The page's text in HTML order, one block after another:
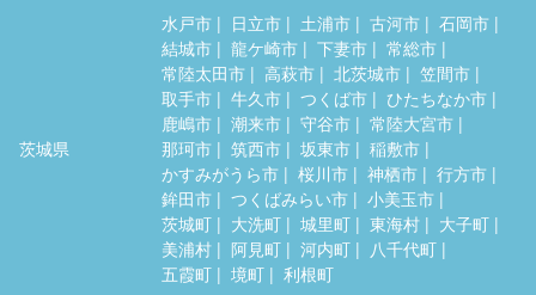
茨城県
水戸市 日立市 土浦市 古河市
石岡市
結城市
龍ケ崎市 下妻市
常総市
常陸太田市
高萩市 北茨城市
笠間市
取手市
牛久市 つくば市
ひたちなか市
鹿嶋市
潮来市 守谷市
常陸大宮市
那珂市
筑西市 坂東市
稲敷市
かすみがうら市
桜川市 神栖市
行方市
鉾田市
つくばみらい市
小美玉市
茨城町
大洗町 城里町 東海村
大子町
美浦村
阿見町 河内町
八千代町
五霞町
境町 利根町